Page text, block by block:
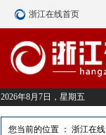
浙江在线首页
2026年8月7日，星期五
您当前的位置 ： 浙江在线